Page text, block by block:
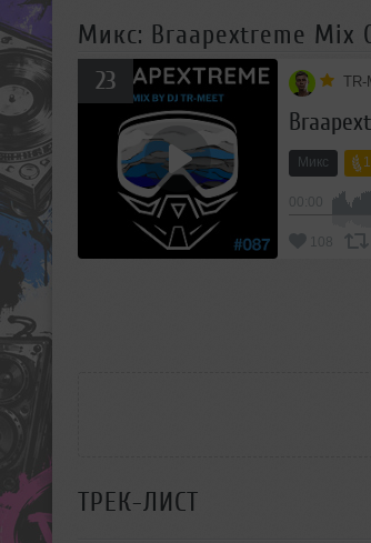
Микс: Braapextreme Mix
23 TR-
Микс 1
ТРЕК-ЛИСТ